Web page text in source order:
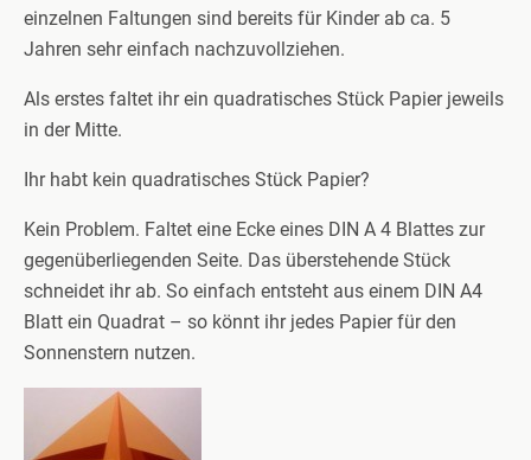
einzelnen Faltungen sind bereits für Kinder ab ca. 5
Jahren sehr einfach nachzuvollziehen.
Als erstes faltet ihr ein quadratisches Stück Papier jeweils
in der Mitte.
Ihr habt kein quadratisches Stück Papier?
Kein Problem. Faltet eine Ecke eines DIN A 4 Blattes zur
gegenüberliegenden Seite. Das überstehende Stück
schneidet ihr ab. So einfach entsteht aus einem DIN A4
Blatt ein Quadrat – so könnt ihr jedes Papier für den
Sonnenstern nutzen.